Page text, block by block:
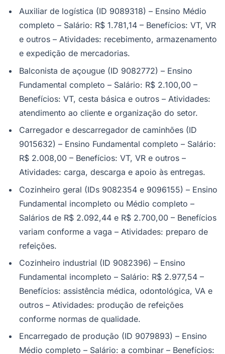
Auxiliar de logística (ID 9089318) – Ensino Médio
completo – Salário: R$ 1.781,14 – Benefícios: VT, VR
e outros – Atividades: recebimento, armazenamento
e expedição de mercadorias.
Balconista de açougue (ID 9082772) – Ensino
Fundamental completo – Salário: R$ 2.100,00 –
Benefícios: VT, cesta básica e outros – Atividades:
atendimento ao cliente e organização do setor.
Carregador e descarregador de caminhões (ID
9015632) – Ensino Fundamental completo – Salário:
R$ 2.008,00 – Benefícios: VT, VR e outros –
Atividades: carga, descarga e apoio às entregas.
Cozinheiro geral (IDs 9082354 e 9096155) – Ensino
Fundamental incompleto ou Médio completo –
Salários de R$ 2.092,44 e R$ 2.700,00 – Benefícios
variam conforme a vaga – Atividades: preparo de
refeições.
Cozinheiro industrial (ID 9082396) – Ensino
Fundamental incompleto – Salário: R$ 2.977,54 –
Benefícios: assistência médica, odontológica, VA e
outros – Atividades: produção de refeições
conforme normas de qualidade.
Encarregado de produção (ID 9079893) – Ensino
Médio completo – Salário: a combinar – Benefícios: